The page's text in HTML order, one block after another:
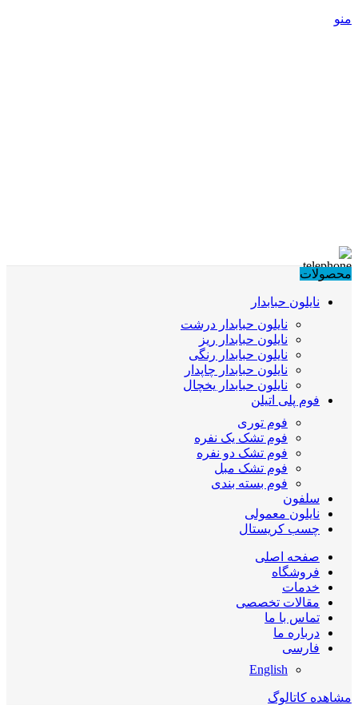
منو
محصولات
نایلون حبابدار
نایلون حبابدار درشت
نایلون حبابدار ریز
نایلون حبابدار رنگی
نایلون حبابدار چاپدار
نایلون حبابدار یخچال
فوم پلی اتیلن
فوم توری
فوم تشک یک نفره
فوم تشک دو نفره
فوم تشک مبل
فوم بسته بندی
سلفون
نایلون معمولی
چسب کریستال
صفحه اصلی
فروشگاه
خدمات
مقالات تخصصی
تماس با ما
درباره ما
فارسی
English
مشاهده کاتالوگ